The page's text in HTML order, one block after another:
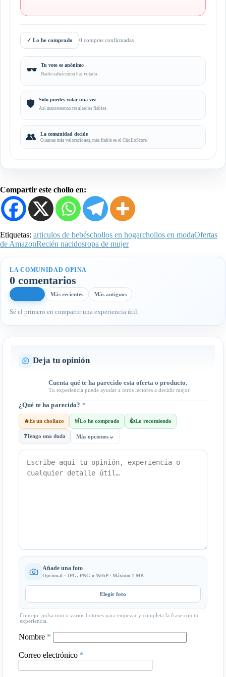
✓ Lo he comprado 0 compras confirmadas
🕶️ Tu voto es anónimo
Nadie sabrá cómo has votado.
🛡️ Solo puedes votar una vez
Así mantenemos resultados fiables.
👥 La comunidad decide
Cuantas más valoraciones, más fiable es el CholloScore.
Compartir este chollo en:
Etiquetas: articulos de bebéschollos en hogarchollos en modaOfertas
de AmazonRecién nacidosropa de mujer
LA COMUNIDAD OPINA
0 comentarios
Más recientes Más antiguos
Sé el primero en compartir una experiencia útil.
Deja tu opinión
Cuenta qué te ha parecido esta oferta o producto.
Tu experiencia puede ayudar a otros lectores a decidir mejor.
¿Qué te ha parecido? *
🔥Es un chollazo 🛒Lo he comprado 👍Lo recomiendo
❓Tengo una duda Más opciones ⌄
Añade una foto
Opcional · JPG, PNG o WebP · Máximo 1 MB
Elegir foto
Consejo: pulsa uno o varios botones para empezar y completa la frase con tu
experiencia.
Nombre *
Correo electrónico *